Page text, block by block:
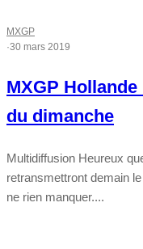
MXGP
·30 mars 2019
MXGP
du dimanche
Multidiffusion Heureux
retransmettront demain
ne rien manquer....